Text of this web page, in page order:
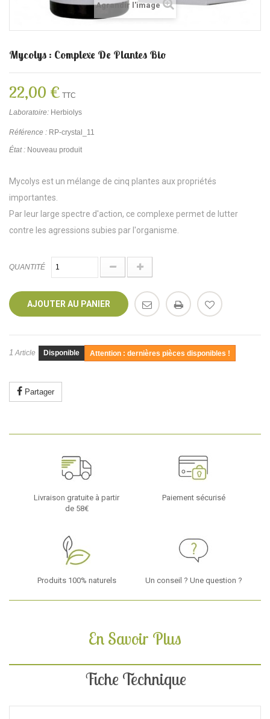
Agrandir l'image
Mycolys : Complexe De Plantes Bio
22,00 € TTC
Laboratoire: Herbiolys
Référence : RP-crystal_11
État : Nouveau produit
Mycolys est un mélange de cinq plantes aux propriétés
importantes.
Par leur large spectre d'action, ce complexe permet de lutter
contre les agressions subies par l'organisme.
QUANTITÉ
AJOUTER AU PANIER
1 Article Disponible Attention : dernières pièces disponibles !
Partager
Livraison gratuite à partir
de 58€
Paiement sécurisé
Produits 100% naturels Un conseil ? Une question ?
En Savoir Plus
Fiche Technique